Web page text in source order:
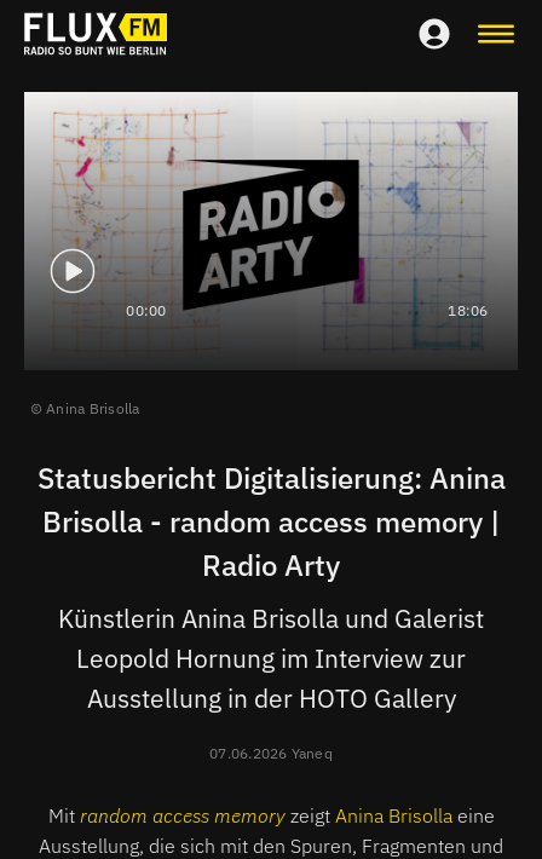
00:00 18:06
Anina Brisolla
Statusbericht Digitalisierung: Anina
Brisolla - random access memory |
Radio Arty
Künstlerin Anina Brisolla und Galerist
Leopold Hornung im Interview zur
Ausstellung in der HOTO Gallery
07.06.2026 Yaneq
Mit random access memoryzeigt Anina Brisolla eine
Ausstellung, die sich mit den Spuren, Fragmenten und